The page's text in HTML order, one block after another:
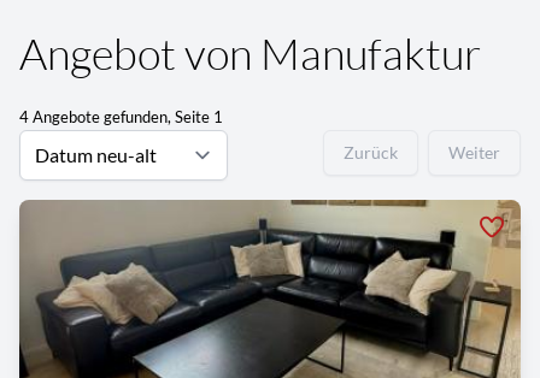
Angebot von Manufaktur
4 Angebote gefunden, Seite 1
Zurück Weiter